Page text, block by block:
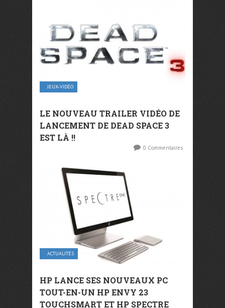
JEUX-VIDÉO
LE NOUVEAU TRAILER VIDÉO DE
LANCEMENT DE DEAD SPACE 3
EST LÀ !!
0 Commentaires
ACTUALITÉS
HP LANCE SES NOUVEAUX PC
TOUT-EN-UN HP ENVY 23
TOUCHSMART ET HP SPECTRE